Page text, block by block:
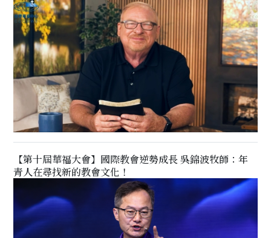
【第十屆華福大會】國際教會逆勢成長 吳錦波牧師：年
青人在尋找新的教會文化！